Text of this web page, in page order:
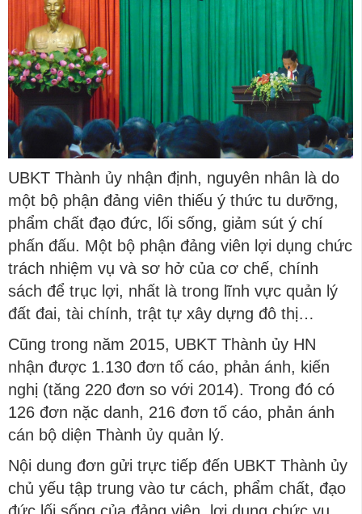
UBKT Thành ủy nhận định, nguyên nhân là do
một bộ phận đảng viên thiếu ý thức tu dưỡng,
phẩm chất đạo đức, lối sống, giảm sút ý chí
phấn đấu. Một bộ phận đảng viên lợi dụng chức
trách nhiệm vụ và sơ hở của cơ chế, chính
sách để trục lợi, nhất là trong lĩnh vực quản lý
đất đai, tài chính, trật tự xây dựng đô thị…
Cũng trong năm 2015, UBKT Thành ủy HN
nhận được 1.130 đơn tố cáo, phản ánh, kiến
nghị (tăng 220 đơn so với 2014). Trong đó có
126 đơn nặc danh, 216 đơn tố cáo, phản ánh
cán bộ diện Thành ủy quản lý.
Nội dung đơn gửi trực tiếp đến UBKT Thành ủy
chủ yếu tập trung vào tư cách, phẩm chất, đạo